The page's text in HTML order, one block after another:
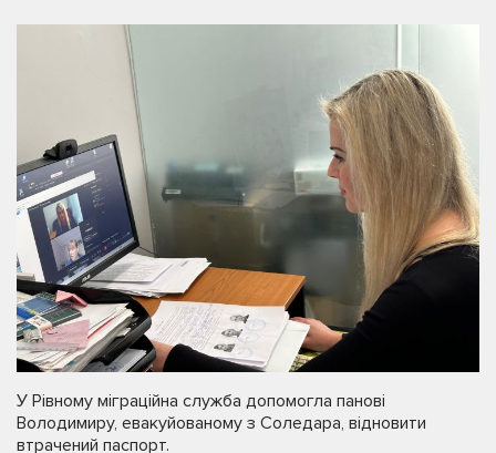
У Рівному міграційна служба допомогла панові
Володимиру, евакуйованому з Соледара, відновити
втрачений паспорт.